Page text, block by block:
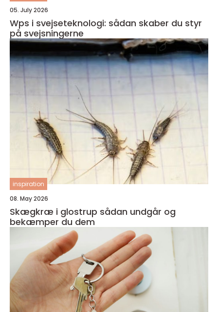
05. July 2026
Wps i svejseteknologi: sådan skaber du styr
på svejsningerne
inspiration
08. May 2026
Skægkræ i glostrup sådan undgår og
bekæmper du dem